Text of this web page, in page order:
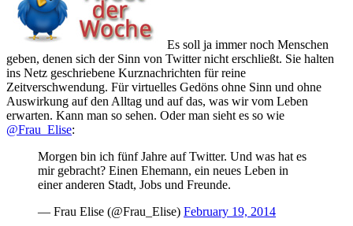
Es soll ja immer noch Menschen
geben, denen sich der Sinn von Twitter nicht erschließt. Sie halten
ins Netz geschriebene Kurznachrichten für reine
Zeitverschwendung. Für virtuelles Gedöns ohne Sinn und ohne
Auswirkung auf den Alltag und auf das, was wir vom Leben
erwarten. Kann man so sehen. Oder man sieht es so wie
@Frau_Elise:
Morgen bin ich fünf Jahre auf Twitter. Und was hat es
mir gebracht? Einen Ehemann, ein neues Leben in
einer anderen Stadt, Jobs und Freunde.
— Frau Elise (@Frau_Elise) February 19, 2014